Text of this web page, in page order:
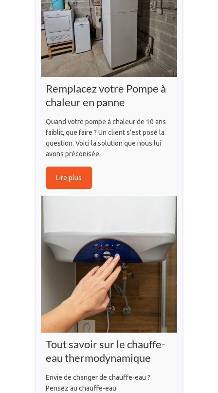
Remplacez votre Pompe à
chaleur en panne
Quand votre pompe à chaleur de 10 ans
faiblit, que faire ? Un client s’est posé la
question. Voici la solution que nous lui
avons préconisée.
Lire plus
Tout savoir sur le chauffe-
eau thermodynamique
Envie de changer de chauffe-eau ?
Pensez au chauffe-eau